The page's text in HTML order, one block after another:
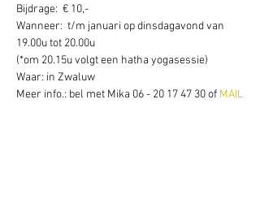
Bijdrage:  € 10,-
Wanneer:  t/m januari op dinsdagavond van
19.00u tot 20.00u
(*om 20.15u volgt een hatha yogasessie)
Waar: in Zwaluw
Meer info.: bel met Mika 06 - 20 17 47 30 of MAIL